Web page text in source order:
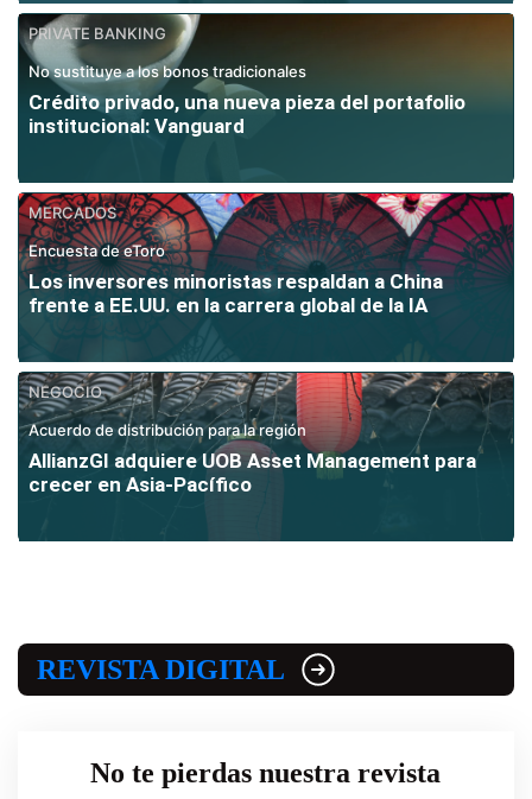
PRIVATE BANKING
No sustituye a los bonos tradicionales
Crédito privado, una nueva pieza del portafolio
institucional: Vanguard
MERCADOS
Encuesta de eToro
Los inversores minoristas respaldan a China
frente a EE.UU. en la carrera global de la IA
NEGOCIO
Acuerdo de distribución para la región
AllianzGI adquiere UOB Asset Management para
crecer en Asia-Pacífico
REVISTA DIGITAL
No te pierdas nuestra revista